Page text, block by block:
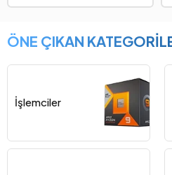
ÖNE ÇIKAN
İşlemciler